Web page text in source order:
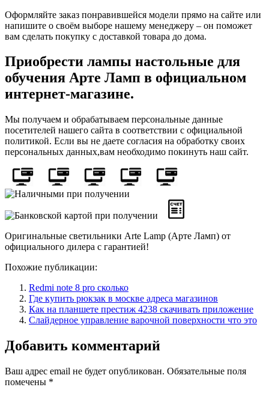
Оформляйте заказ понравившейся модели прямо на сайте или
напишите о своём выборе нашему менеджеру – он поможет
вам сделать покупку с доставкой товара до дома.
Приобрести лампы настольные для
обучения Арте Ламп в официальном
интернет-магазине.
Мы получаем и обрабатываем персональные данные
посетителей нашего сайта в соответствии с официальной
политикой. Если вы не даете согласия на обработку своих
персональных данных,вам необходимо покинуть наш сайт.
Оригинальные светильники Arte Lamp (Арте Ламп) от
официального дилера с гарантией!
Похожие публикации:
Redmi note 8 pro сколько
Где купить рюкзак в москве адреса магазинов
Как на планшете престиж 4238 скачивать приложение
Слайдерное управление варочной поверхности что это
Добавить комментарий
Ваш адрес email не будет опубликован. Обязательные поля
помечены *